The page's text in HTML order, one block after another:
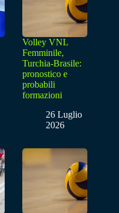
Volley VNL
Femminile,
Turchia-Brasile:
pronostico e
probabili
formazioni
26 Luglio
2026